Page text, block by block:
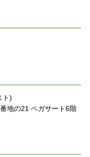
ト)
地の21 ペガサート6階